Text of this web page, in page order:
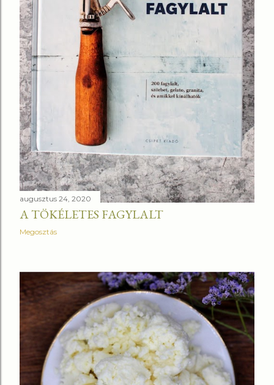
augusztus 24, 2020
A TÖKÉLETES FAGYLALT
Megosztás